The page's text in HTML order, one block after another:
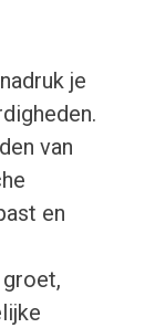
je
van
en